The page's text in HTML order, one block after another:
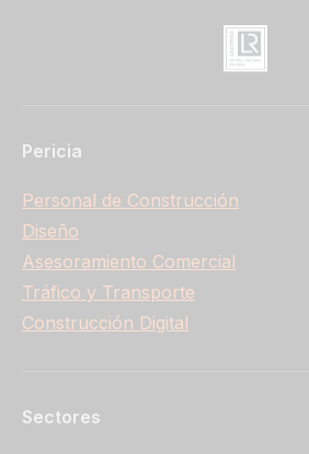
Pericia
Personal de Construcción
Diseño
Asesoramiento Comercial
Tráfico y Transporte
Construcción Digital
Sectores